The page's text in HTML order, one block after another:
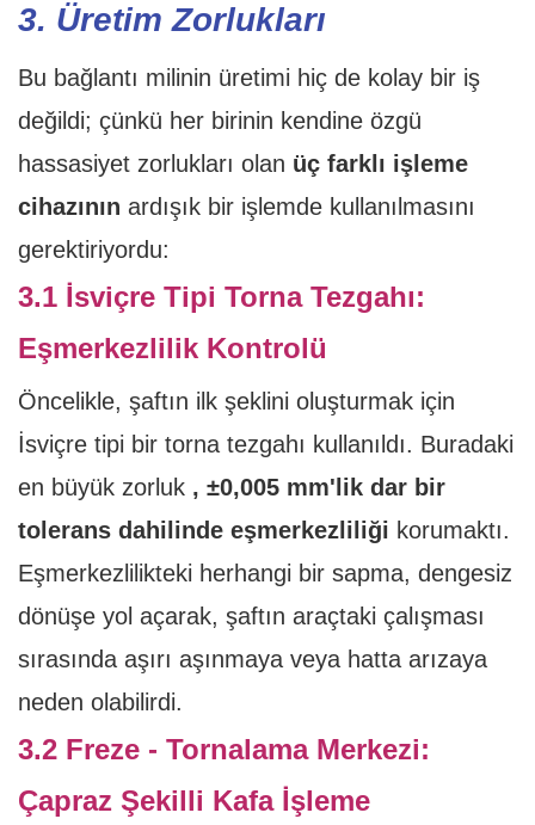
3. Üretim Zorlukları
Bu bağlantı milinin üretimi hiç de kolay bir iş
değildi; çünkü her birinin kendine özgü
hassasiyet zorlukları olan üç farklı işleme
cihazının ardışık bir işlemde kullanılmasını
gerektiriyordu:
3.1 İsviçre Tipi Torna Tezgahı:
Eşmerkezlilik Kontrolü
Öncelikle, şaftın ilk şeklini oluşturmak için
İsviçre tipi bir torna tezgahı kullanıldı. Buradaki
en büyük zorluk , ±0,005 mm'lik dar bir
tolerans dahilinde eşmerkezliliği korumaktı.
Eşmerkezlilikteki herhangi bir sapma, dengesiz
dönüşe yol açarak, şaftın araçtaki çalışması
sırasında aşırı aşınmaya veya hatta arızaya
neden olabilirdi.
3.2 Freze - Tornalama Merkezi:
Çapraz Şekilli Kafa İşleme